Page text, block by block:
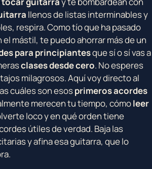
llenos de listas interminables y
respira. Como tío que ha pasado
mástil, te puedo ahorrar más de un
para principiantesque sí o sí vas a
clases desde cero. No esperes
milagrosos. Aquí voy directo al
cuáles son esosprimeros acordes
merecen tu tiempo, cómoleer
loco y en qué orden tiene
útiles de verdad. Baja las
y afina esa guitarra, que lo